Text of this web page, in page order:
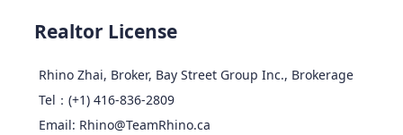
Realtor License
Rhino Zhai, Broker, Bay Street Group Inc., Brokerage
Tel：(+1) 416-836-2809
Email: Rhino@TeamRhino.ca